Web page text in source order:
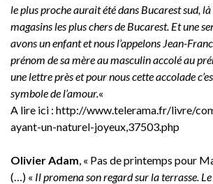
le plus proche aurait été dans Bucarest sud, là
magasins les plus chers de Bucarest. Et une
avons un enfant et nous l’appelons Jean-
prénom de sa mère au masculin accolé au
une lettre près et pour nous cette accolade
symbole de l’amour.«
A lire ici : http://www.telerama.fr/livre/
ayant-un-naturel-joyeux,37503.php
Olivier Adam , « Pas de printemps pour
(…) « Il promena son regard sur la terrasse.